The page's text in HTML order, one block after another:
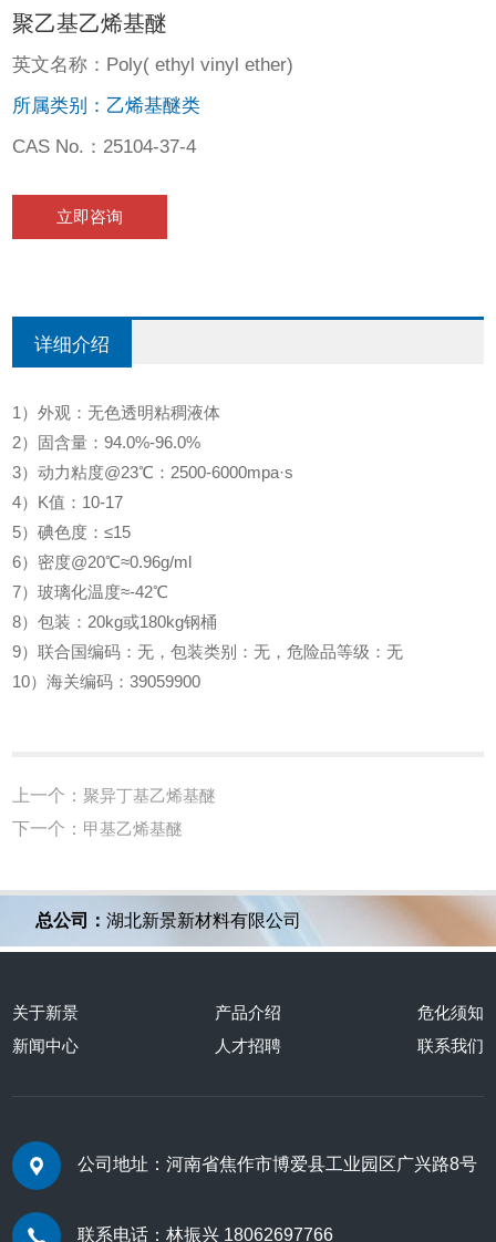
聚乙基乙烯基醚
英文名称：Poly( ethyl vinyl ether)
所属类别：乙烯基醚类
CAS No.：25104-37-4
立即咨询
详细介绍
1）外观：无色透明粘稠液体
2）固含量：94.0%-96.0%
3）动力粘度@23℃：2500-6000mpa·s
4）K值：10-17
5）碘色度：≤15
6）密度@20℃≈0.96g/ml
7）玻璃化温度≈-42℃
8）包装：20kg或180kg钢桶
9）联合国编码：无，包装类别：无，危险品等级：无
10）海关编码：39059900
上一个： 聚异丁基乙烯基醚
下一个： 甲基乙烯基醚
总公司：湖北新景新材料有限公司
关于新景 产品介绍
危化须知
新闻中心
人才招聘 联系我们
公司地址：河南省焦作市博爱县工业园区广兴路8号
联系电话：林振兴 18062697766